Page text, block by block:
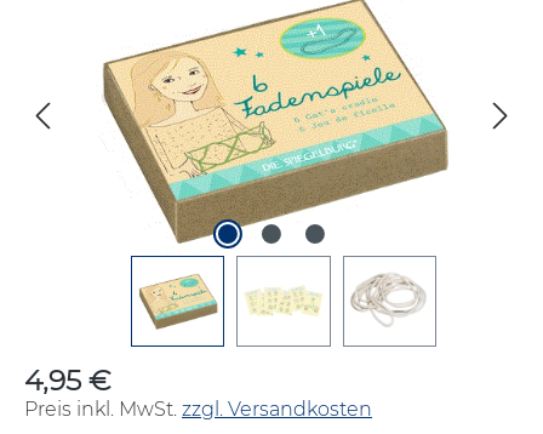
Regulärer Preis:
4,95 €
Preis inkl. MwSt. zzgl. Versandkosten